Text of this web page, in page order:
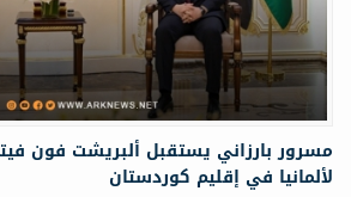
مسرور بارزاني يستقبل ألبريشت فون
لألمانيا في إقليم كوردستان